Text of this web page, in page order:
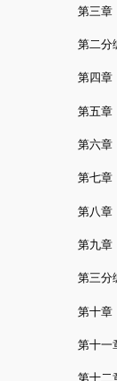
第三章 物
第二分编
第四章
第五章 国家
第六章 业
第七章
第八章
第九章 所
第三分编
第十章
第十一章
第十二章